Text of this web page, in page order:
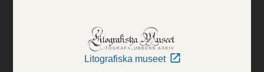
Litografiska museet